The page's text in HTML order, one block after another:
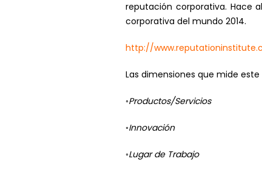
reputación corporativa. Hace
corporativa del mundo 2014.
http://
Las dimensiones que mide
◦Productos/Servicios
◦Innovación
◦Lugar de Trabajo